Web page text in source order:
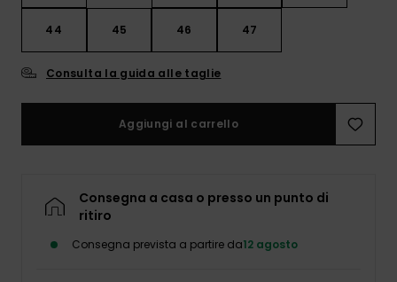
44 45 46 47
Consulta la guida alle taglie
Aggiungi al carrello
Consegna a casa o presso un punto di
ritiro
Consegna prevista a partire da12 agosto